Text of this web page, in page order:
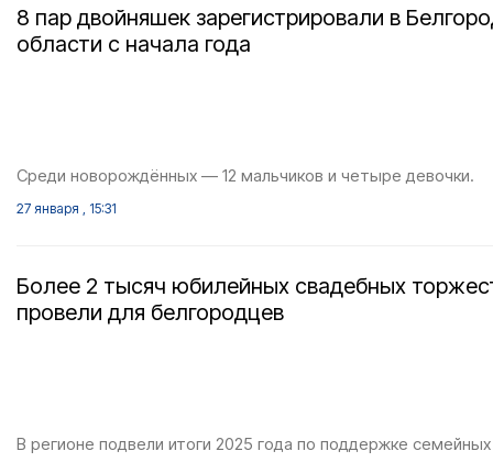
8 пар двойняшек зарегистрировали в
области с начала года
Среди новорождённых — 12 мальчиков и четыре девочки.
27 января , 15:31
Более 2 тысяч юбилейных свадебных
провели для белгородцев
В регионе подвели итоги 2025 года по поддержке